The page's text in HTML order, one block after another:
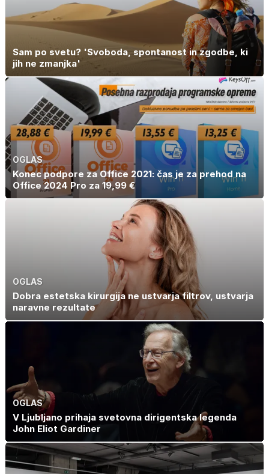
Sam po svetu? 'Svoboda, spontanost in zgodbe, ki
jih ne zmanjka'
OGLAS
Konec podpore za Office 2021: čas je za prehod na
Office 2024 Pro za 19,99 €
OGLAS
Dobra estetska kirurgija ne ustvarja filtrov, ustvarja
naravne rezultate
OGLAS
V Ljubljano prihaja svetovna dirigentska legenda
John Eliot Gardiner